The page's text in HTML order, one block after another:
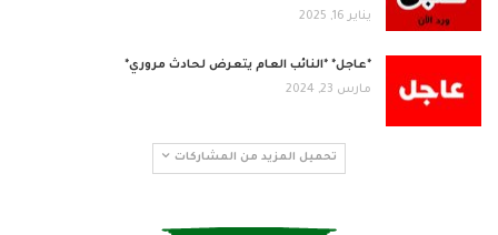
يناير 16, 2025
*عاجل* *النائب العام يتعرض لحادث مروري*
مارس 23, 2024
تحميل المزيد من المشاركات